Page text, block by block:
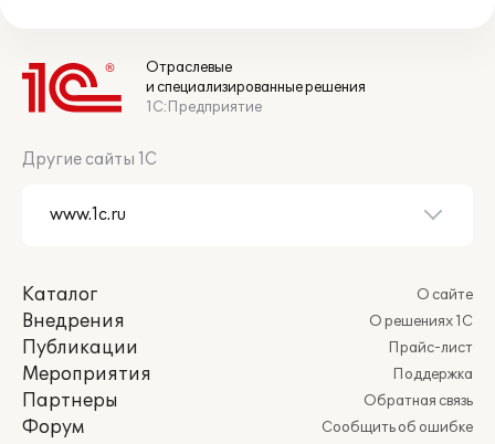
Отраслевые
и специализированные решения
1С:Предприятие
Другие сайты 1С
Каталог
Внедрения
Публикации
Мероприятия
Партнеры
Форум
О сайте
О решениях 1С
Прайс-лист
Поддержка
Обратная связь
Сообщить об ошибке